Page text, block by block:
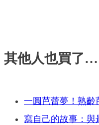
其他人也買了…
一圓芭蕾夢！熟齡
寫自己的故事：與